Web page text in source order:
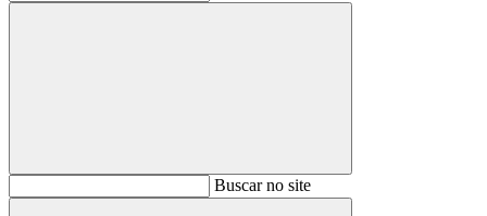
BuscarBuscar no site